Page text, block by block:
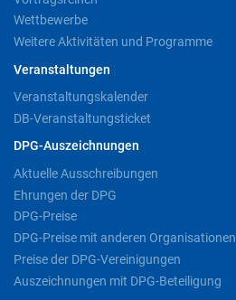
Wettbewerbe
Weitere Aktivitäten und Programme
Veranstaltungen
Veranstaltungskalender
DB-Veranstaltungsticket
DPG-Auszeichnungen
Aktuelle Ausschreibungen
Ehrungen der DPG
DPG-Preise
DPG-Preise mit anderen Organisationen
Preise der DPG-Vereinigungen
Auszeichnungen mit DPG-Beteiligung